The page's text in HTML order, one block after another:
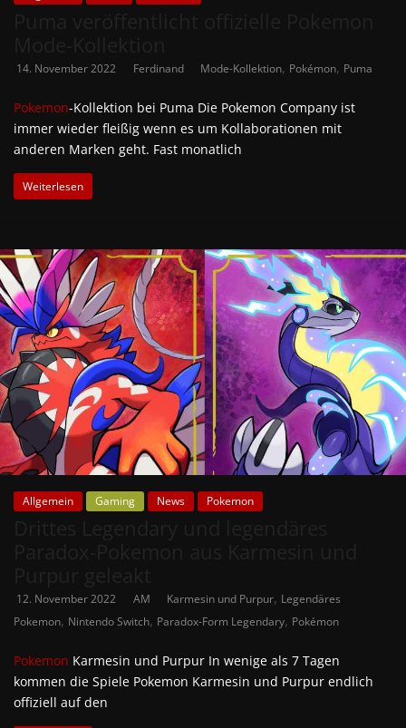
14. November 2022 Ferdinand Mode-Kollektion, Pokémon, Puma
Pokemon-Kollektion bei Puma Die Pokemon Company ist
immer wieder fleißig wenn es um Kollaborationen mit
anderen Marken geht. Fast monatlich
Weiterlesen
Allgemein Gaming News Pokemon
12. November 2022 AM Karmesin und Purpur, Legendäres
Pokemon, Nintendo Switch, Paradox-Form Legendary, Pokémon
Pokemon Karmesin und Purpur In wenige als 7 Tagen
kommen die Spiele Pokemon Karmesin und Purpur endlich
offiziell auf den